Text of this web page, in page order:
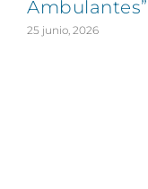
Ambulantes”
25 junio, 2026